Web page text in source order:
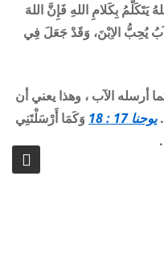
يَتَكَلَّمُ بِكَلامِ اللهِ فَإِنَّ اللهَ
يُحِبُّ الاِبْنَ، وَقَدْ جَعَلَ فِي
أرسله الآب ، وهذا يعني أن
.يوحنا 17 : 18
وَكَمَا أَرْسَلْتَنِي